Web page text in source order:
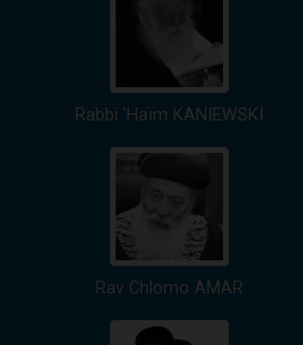
Rabbi 'Haïm KANIEWSKI
Rav Chlomo AMAR